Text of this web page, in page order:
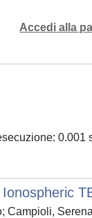
Accedi alla
0.001
Campioli,